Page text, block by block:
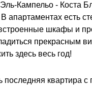
Кампельо - Коста
есть
шкафы и
прекрасным
здесь весь год!
квартира с